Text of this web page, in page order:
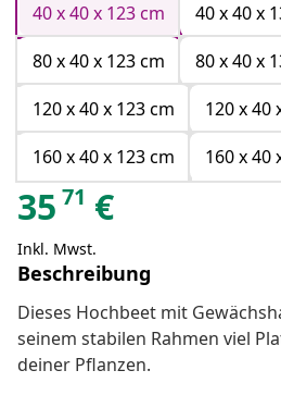
40 x 40 x 123 cm
40 x 40 x
80 x 40 x 123 cm
80 x 40 x
120 x 40 x 123 cm
120 x 40
160 x 40 x 123 cm
160 x 40
35 71 €
Inkl. Mwst.
Beschreibung
Dieses Hochbeet mit
seinem stabilen Rahmen viel
deiner Pflanzen.